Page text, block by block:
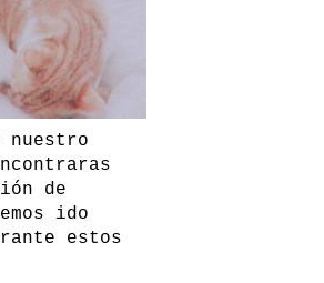
nuestro
de
ido
estos